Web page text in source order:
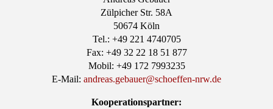
Zülpicher Str. 58A
50674 Köln
Tel.: +49 221 4740705
Fax: +49 32 22 18 51 877
Mobil: +49 172 7993235
E-Mail: andreas.gebauer@schoeffen-nrw.de
Kooperationspartner: